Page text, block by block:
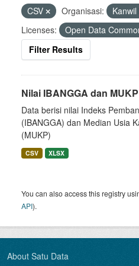
CSV
Organisasi:
Licenses:
Open Data
Filter Results
Nilai IBANGGA dan
Data berisi nilai Indeks
(IBANGGA) dan Median Usia
(MUKP)
CSV XLSX
You can also access this registry
API).
About Satu Data